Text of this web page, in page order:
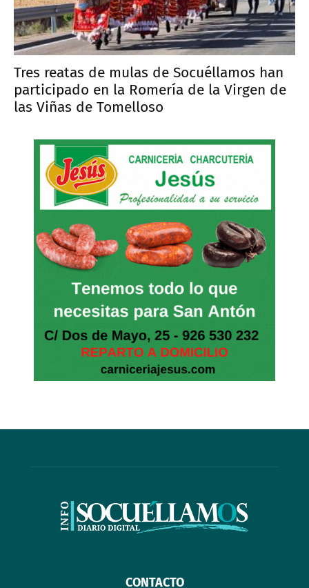
Tres reatas de mulas de Socuéllamos han
participado en la Romería de la Virgen de
las Viñas de Tomelloso
CONTACTO